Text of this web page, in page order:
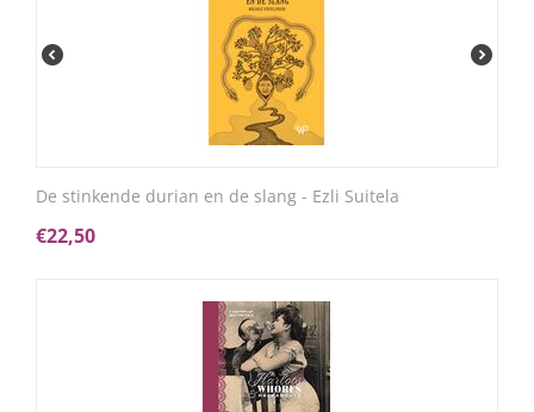
De stinkende durian en de slang - Ezli Suitela
€22,50